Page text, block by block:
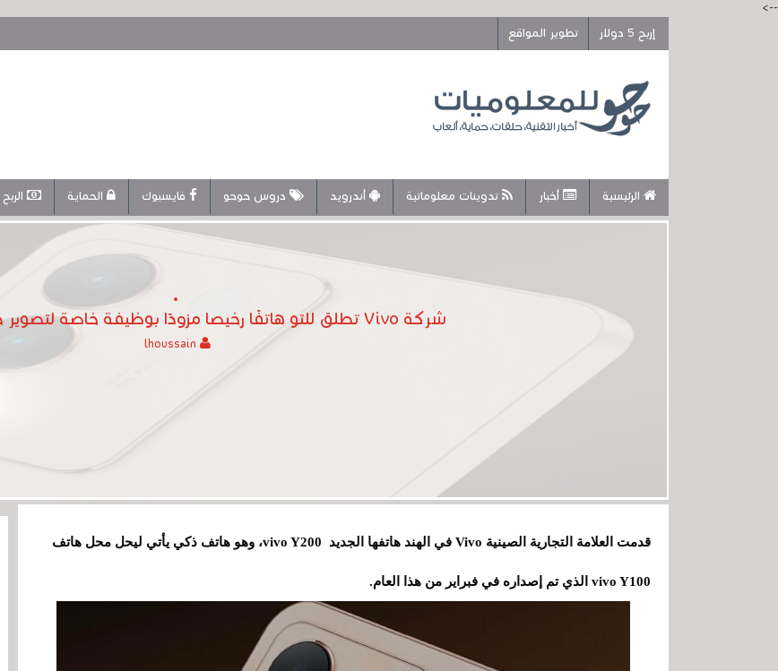
-->
إربح 5 دولار
تطوير المواقع
الرئيسية أخبار تدوينات معلوماتية أندرويد دروس حوحو فايسبوك الحماية الربح
شركة Vivo تطلق للتو هاتفًا رخيصا مزودًا بوظيفة خاصة لتصوير حفلات الزفاف
قدمت العلامة التجارية الصينية Vivo في الهند هاتفها الجديد vivo Y200، وهو هاتف ذكي يأتي ليحل محل هاتف
vivo Y100 الذي تم إصداره في فبراير من هذا العام.